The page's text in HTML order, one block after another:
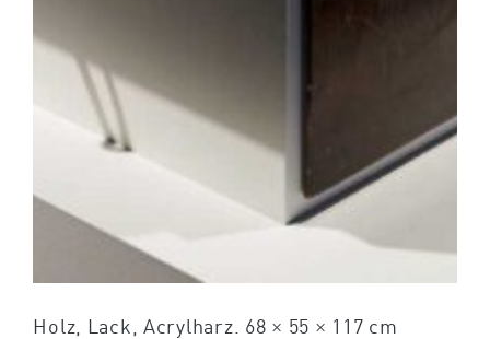
Holz, Lack, Acrylharz. 68 × 55 × 117 cm